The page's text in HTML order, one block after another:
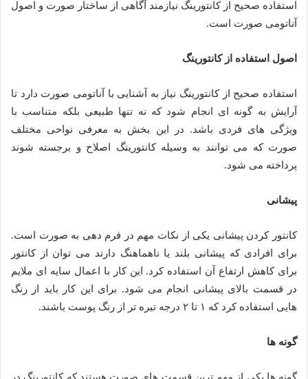
استفاده صحیح از کانتورینگ نیازمند آگاهی از ساختار صورت و اصول
آناتومی صورت است.
اصول استفاده از کانتورینگ
استفاده صحیح از کانتورینگ نیاز به آشنایی با آناتومی صورت دارد تا
آرایش به گونه ای انجام شود که نه تنها طبیعی بلکه متناسب با
ویژگی های فردی باشد. در این بخش به معرفی نواحی مختلف
صورت که می توانند به وسیله کانتورینگ اصلاح و برجسته شوند
پرداخته می شود.
پیشانی
کانتور کردن پیشانی یکی از نکات مهم در فرم دهی به صورت است.
برای افرادی که پیشانی بلند یا ناهماهنگ دارند می توان از کانتور
برای کاهش ارتفاع آن استفاده کرد. این کار با اعمال سایه ای ملایم
در قسمت بالای پیشانی انجام می شود. برای این کار باید از رنگ
هایی استفاده کرد که ۱ تا ۲ درجه تیره تر از رنگ پوست باشند.
گونه ها